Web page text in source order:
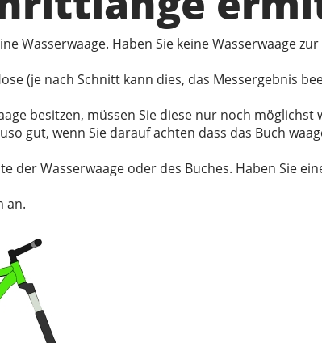
Wasserwaage. Haben Sie keine Wasserwaage
(je nach Schnitt kann dies, das Messergebnis
besitzen, müssen Sie diese nur noch
gut, wenn Sie darauf achten dass das Buch
der Wasserwaage oder des Buches. Haben Sie
an.